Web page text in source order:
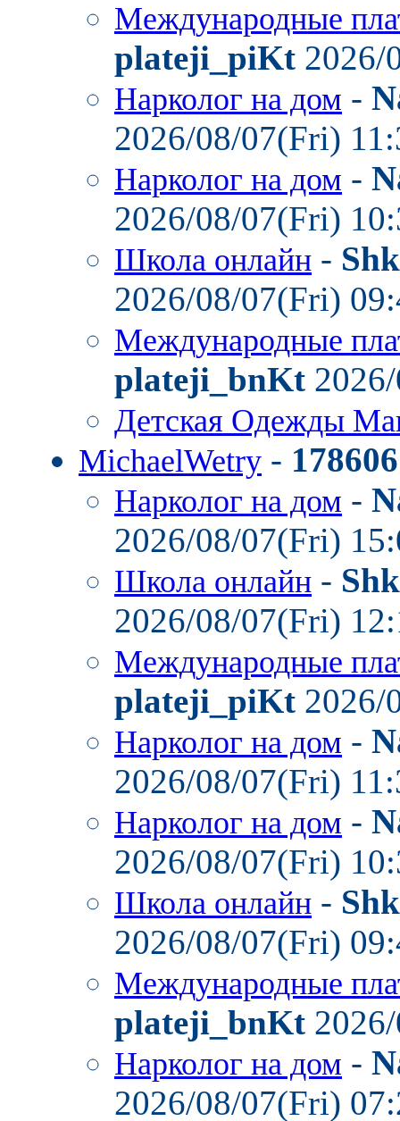
Международные
plateji_piKt 2026/
Нарколог на дом -
2026/08/07(Fri)
Нарколог на дом -
2026/08/07(Fri)
Школа онлайн -
2026/08/07(Fri)
Международные
plateji_bnKt
Детская Одежды
MichaelWetry -
Нарколог на дом -
2026/08/07(Fri)
Школа онлайн -
2026/08/07(Fri)
Международные
plateji_piKt 2026/
Нарколог на дом -
2026/08/07(Fri)
Нарколог на дом -
2026/08/07(Fri)
Школа онлайн -
2026/08/07(Fri)
Международные
plateji_bnKt
Нарколог на дом -
2026/08/07(Fri)